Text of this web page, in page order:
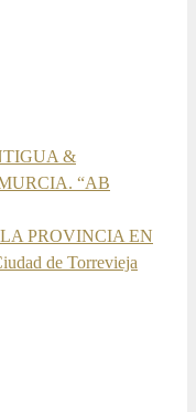
&
“AB
PROVINCIA EN
de Torrevieja